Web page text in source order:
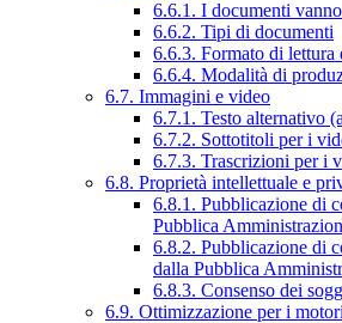
6.6.1. I documenti
6.6.2. Tipi di documenti
6.6.3. Formato di
6.6.4. Modalità di
6.7. Immagini e video
6.7.1. Testo alternativo
6.7.2. Sottotitoli per i
6.7.3. Trascrizioni per i
6.8. Proprietà intellettuale e
6.8.1. Pubblicazione di
Pubblica
6.8.2. Pubblicazione di
dalla Pubblica
6.8.3. Consenso dei
6.9. Ottimizzazione per i